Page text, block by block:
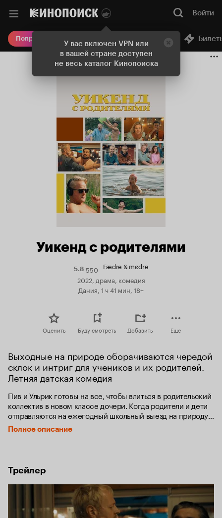
У вас включен VPN или
в вашей стране доступен
не весь каталог Кинопоиска
Войти
Попробовать Плюс Онлайн-кинотеатр
Уикенд с родителями
5.8Рейтинг
Кинопоиска
550 Fædre & mødre
2022, драма, комедия
Дания, 1 ч 41 мин, 18+
Оценить Буду смотреть Добавить Еще
Выходные на природе оборачиваются чередой
склок и интриг для учеников и их родителей.
Летняя датская комедия
Пив и Ульрик готовы на все, чтобы влиться в родительский
коллектив в новом классе дочери. Когда родители и дети
отправляются на ежегодный школьный выезд на природу,
становится очевидно, что без интриг, соперничества,
сплетен и провокаций в этом террариуме не обойдется.
Полное описание
Трейлер